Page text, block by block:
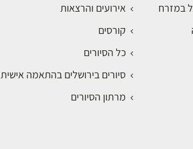
במזרח
אירועים והרצאות
קורסים
כל הסיורים
סיורים בירושלים בהתאמה אישית
מרתון הסיורים